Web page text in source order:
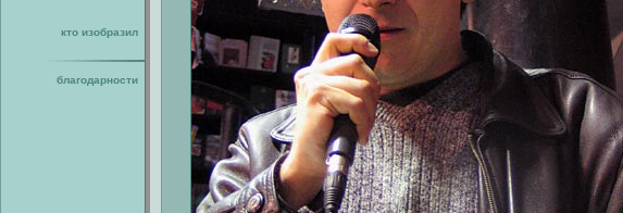
кто изобразил
благодарности